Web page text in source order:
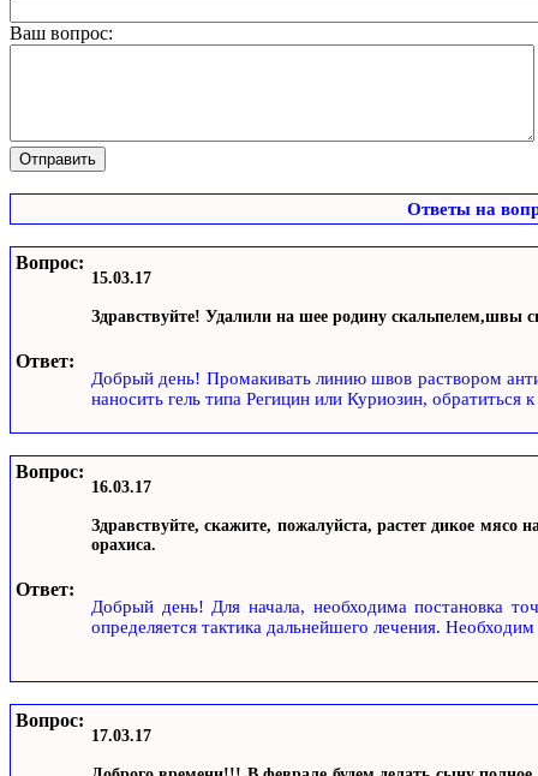
Ваш вопрос:
Ответы на
Вопрос:
15.03.17
Здравствуйте! Удалили на шее родину скальпелем,швы
Ответ:
Добрый день! Промакивать линию швов раствором
наносить гель типа Регицин или Куриозин,
Вопрос:
16.03.17
Здравствуйте, скажите, пожалуйста, растет дикое мясо
орахиса.
Ответ:
Добрый день! Для начала, необходима постановка
определяется тактика дальнейшего лечения.
Вопрос:
17.03.17